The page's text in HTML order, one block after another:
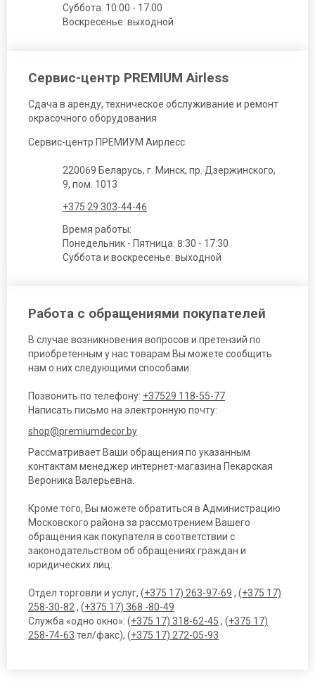
Суббота: 10:00 - 17:00
Воскресенье: выходной
Сервис-центр PREMIUM Airless
Сдача в аренду, техническое обслуживание и ремонт
окрасочного оборудования
Сервис-центр ПРЕМИУМ Аирлесс
220069 Беларусь, г. Минск, пр. Дзержинского,
9, пом. 1013
+375 29 303-44-46
Время работы:
Понедельник - Пятница: 8:30 - 17:30
Суббота и воскресенье: выходной
Работа с обращениями покупателей
В случае возникновения вопросов и претензий по
приобретенным у нас товарам Вы можете сообщить
нам о них следующими способами:
Позвонить по телефону: +37529 118-55-77
Написать письмо на электронную почту:
shop@premiumdecor.by
Рассматривает Ваши обращения по указанным
контактам менеджер интернет-магазина Пекарская
Вероника Валерьевна.
Кроме того, Вы можете обратиться в Администрацию
Московского района за рассмотрением Вашего
обращения как покупателя в соответствии с
законодательством об обращениях граждан и
юридических лиц:
Отдел торговли и услуг, (+375 17) 263-97-69 , (+375 17)
258-30-82 , (+375 17) 368 -80-49
Служба «одно окно»: (+375 17) 318-62-45 , (+375 17)
258-74-63 тел/факс), (+375 17) 272-05-93